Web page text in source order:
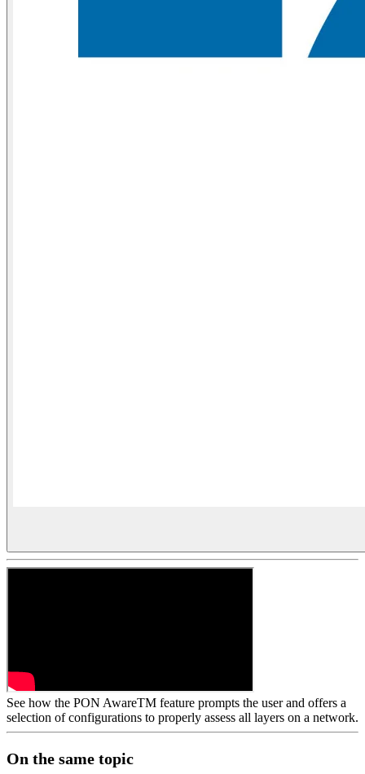
See how the PON AwareTM feature prompts the user and offers a
selection of configurations to properly assess all layers on a network.
On the same topic